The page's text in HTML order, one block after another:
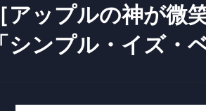
［アップルの神が微
「シンプル・イズ・